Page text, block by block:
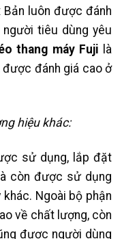
luôn được đánh
tiêu dùng yêu
thang máy Fuji là
đánh giá cao ở
hiệu khác:
sử dụng, lắp đặt
còn được sử dụng
Ngoài bộ phận
về chất lượng, còn
được người dùng